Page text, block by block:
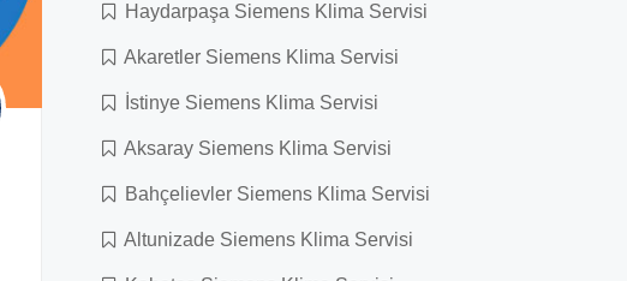
Haydarpaşa Siemens Klima Servisi
Akaretler Siemens Klima Servisi
İstinye Siemens Klima Servisi
Aksaray Siemens Klima Servisi
Bahçelievler Siemens Klima Servisi
Altunizade Siemens Klima Servisi